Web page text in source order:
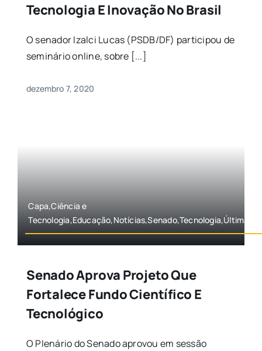
Tecnologia E Inovação No Brasil
O senador Izalci Lucas (PSDB/DF) participou de
seminário online, sobre [...]
dezembro 7, 2020
Capa,Ciência e
Tecnologia,Educação,Notícias,Senado,Tecnologia,Últimas
Senado Aprova Projeto Que
Fortalece Fundo Científico E
Tecnológico
O Plenário do Senado aprovou em sessão